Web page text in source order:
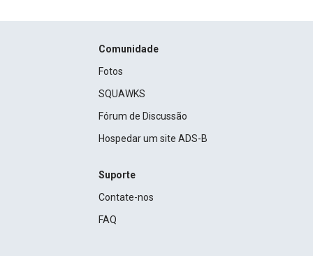
Comunidade
Fotos
SQUAWKS
Fórum de Discussão
Hospedar um site ADS-B
Suporte
Contate-nos
FAQ